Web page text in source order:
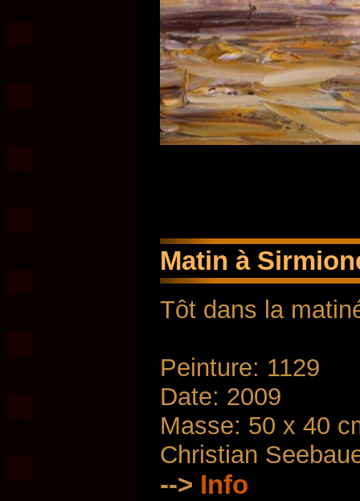
Matin à
Tôt dans la
Peinture: 1129
Date: 2009
Masse: 50 x 40
Christian
--> Info